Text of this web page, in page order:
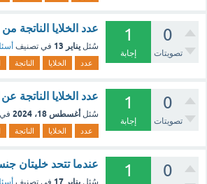
0
تصويتات
1
إجابة
عدد الخلايا الناتجة
سُئل يناير 13 في تصنيف
عدد الخلايا الناتجة
0
تصويتات
1
إجابة
عدد الخلايا الناتجة عن
سُئل أغسطس 18، 2024
عدد الخلايا الناتجة
0
1 عندما تتحد خليتان
سُئل يناير 17 في تصنيف